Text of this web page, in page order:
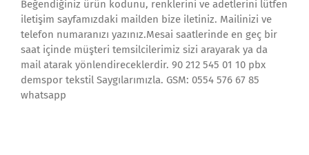
Beğendiğiniz ürün kodunu, renklerini ve adetlerini lütfen
iletişim sayfamızdaki mailden bize iletiniz. Mailinizi ve
telefon numaranızı yazınız.Mesai saatlerinde en geç bir
saat içinde müşteri temsilcilerimiz sizi arayarak ya da
mail atarak yönlendireceklerdir. 90 212 545 01 10 pbx
demspor tekstil Saygılarımızla. GSM: 0554 576 67 85
whatsapp